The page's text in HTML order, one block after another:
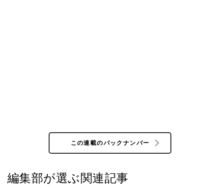
この連載のバックナンバー
編集部が選ぶ関連記事